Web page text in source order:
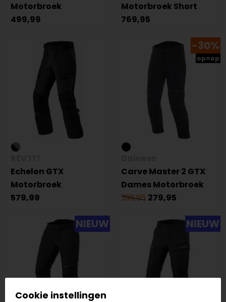
Motorbroek
499,99
Motorbroek Short
769,95
Echelon GTX
Motorbroek
579,99
-30%
op=op
Carve Master 2 GTX
Dames Motorbroek
399,95 279,95
NIEUW NIEUW
Cookie instellingen